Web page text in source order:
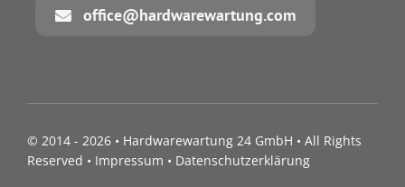
office@hardwarewartung.com
© 2014 - 2026 • Hardwarewartung 24 GmbH • All Rights
Reserved • Impressum • Datenschutzerklärung